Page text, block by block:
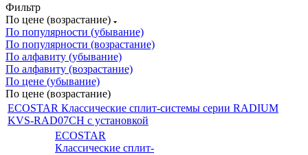
Фильтр
По цене (возрастание)
По популярности (убывание)
По популярности (возрастание)
По алфавиту (убывание)
По алфавиту (возрастание)
По цене (убывание)
По цене (возрастание)
ECOSTAR Классические сплит-системы серии RADIUM
KVS-RAD07CH с установкой
ECOSTAR
Классические сплит-